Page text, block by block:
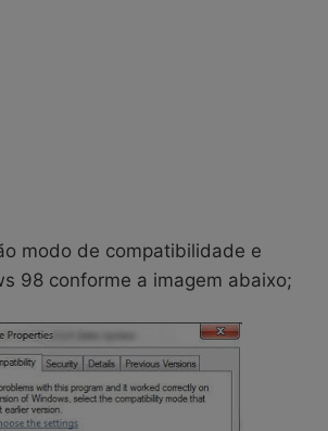
modo de compatibilidade e
98 conforme a imagem abaixo;